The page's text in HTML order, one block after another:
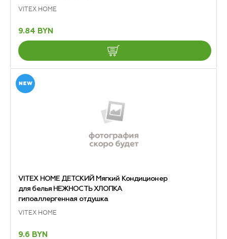
VITEX HOME
9.84 BYN
VITEX HOME ДЕТСКИЙ Мягкий Кондиционер
для белья НЕЖНОСТЬ ХЛОПКА
гипоаллергенная отдушка
VITEX HOME
9.6 BYN